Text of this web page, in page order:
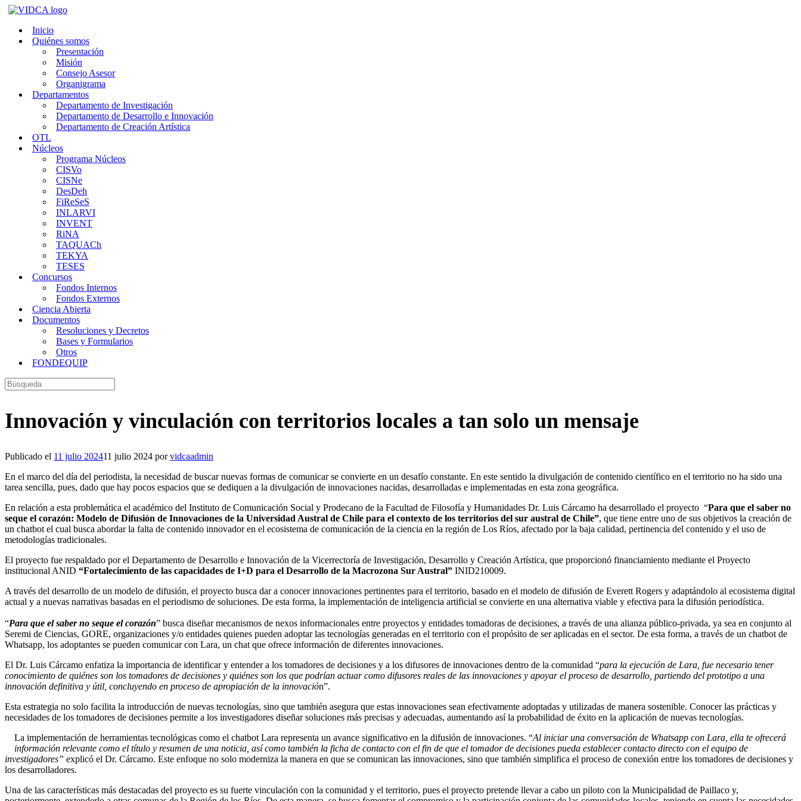
Saltar
contenidoInicio
Quiénes somos
Presentación
Misión
Consejo Asesor
Organigrama
Departamentos
Departamento de Investigación
Departamento de Desarrollo e Innovación
Departamento de Creación Artística
OTL
Núcleos
Programa Núcleos
CISVo
CISNe
DesDeh
FiReSeS
INLARVI
INVENT
RiNA
TAQUACh
TEKYA
TESES
Concursos
Fondos Internos
Fondos Externos
Ciencia Abierta
Documentos
Resoluciones y Decretos
Bases y Formularios
Otros
FONDEQUIP
Buscar:
Innovación y vinculación con territorios locales a tan solo un mensaje
Publicado el 11 julio 202411 julio 2024 porvidcaadmin
En el marco del día del periodista, la necesidad de buscar nuevas formas de comunicar se convierte en un desafío constante. En este sentido la divulgación de contenido científico en el territorio no ha sido una
tarea sencilla, pues, dado que hay pocos espacios que se dediquen a la divulgación de innovaciones nacidas, desarrolladas e implementadas en esta zona geográfica.
En relación a esta problemática el académico del Instituto de Comunicación Social y Prodecano de la Facultad de Filosofía y Humanidades Dr. Luis Cárcamo ha desarrollado el proyecto “Para que el saber no
seque el corazón: Modelo de Difusión de Innovaciones de la Universidad Austral de Chile para el contexto de los territorios del sur austral de Chile”, que tiene entre uno de sus objetivos la creación de
un chatbot el cual busca abordar la falta de contenido innovador en el ecosistema de comunicación de la ciencia en la región de Los Ríos, afectado por la baja calidad, pertinencia del contenido y el uso de
metodologías tradicionales.
El proyecto fue respaldado por el Departamento de Desarrollo e Innovación de la Vicerrectoría de Investigación, Desarrollo y Creación Artística, que proporcionó financiamiento mediante el Proyecto
institucional ANID “Fortalecimiento de las capacidades de I+D para el Desarrollo de la Macrozona Sur Austral” INID210009.
A través del desarrollo de un modelo de difusión, el proyecto busca dar a conocer innovaciones pertinentes para el territorio, basado en el modelo de difusión de Everett Rogers y adaptándolo al ecosistema digital
actual y a nuevas narrativas basadas en el periodismo de soluciones. De esta forma, la implementación de inteligencia artificial se convierte en una alternativa viable y efectiva para la difusión periodística.
“Para que el saber no seque el corazón” busca diseñar mecanismos de nexos informacionales entre proyectos y entidades tomadoras de decisiones, a través de una alianza público-privada, ya sea en conjunto al
Seremi de Ciencias, GORE, organizaciones y/o entidades quienes pueden adoptar las tecnologías generadas en el territorio con el propósito de ser aplicadas en el sector. De esta forma, a través de un chatbot de
Whatsapp, los adoptantes se pueden comunicar con Lara, un chat que ofrece información de diferentes innovaciones.
El Dr. Luis Cárcamo enfatiza la importancia de identificar y entender a los tomadores de decisiones y a los difusores de innovaciones dentro de la comunidad “para la ejecución de Lara, fue necesario tener
conocimiento de quiénes son los tomadores de decisiones y quiénes son los que podrían actuar como difusores reales de las innovaciones y apoyar el proceso de desarrollo, partiendo del prototipo a una
innovación definitiva y útil, concluyendo en proceso de apropiación de la innovación”.
Esta estrategia no solo facilita la introducción de nuevas tecnologías, sino que también asegura que estas innovaciones sean efectivamente adoptadas y utilizadas de manera sostenible. Conocer las prácticas y
necesidades de los tomadores de decisiones permite a los investigadores diseñar soluciones más precisas y adecuadas, aumentando así la probabilidad de éxito en la aplicación de nuevas tecnologías.
La implementación de herramientas tecnológicas como el chatbot Lara representa un avance significativo en la difusión de innovaciones. “Al iniciar una conversación de Whatsapp con Lara, ella te ofrecerá
información relevante como el título y resumen de una noticia, así como también la ficha de contacto con el fin de que el tomador de decisiones pueda establecer contacto directo con el equipo de
investigadores” explicó el Dr. Cárcamo. Este enfoque no solo moderniza la manera en que se comunican las innovaciones, sino que también simplifica el proceso de conexión entre los tomadores de decisiones y
los desarrolladores.
Una de las características más destacadas del proyecto es su fuerte vinculación con la comunidad y el territorio, pues el proyecto pretende llevar a cabo un piloto con la Municipalidad de Paillaco y,